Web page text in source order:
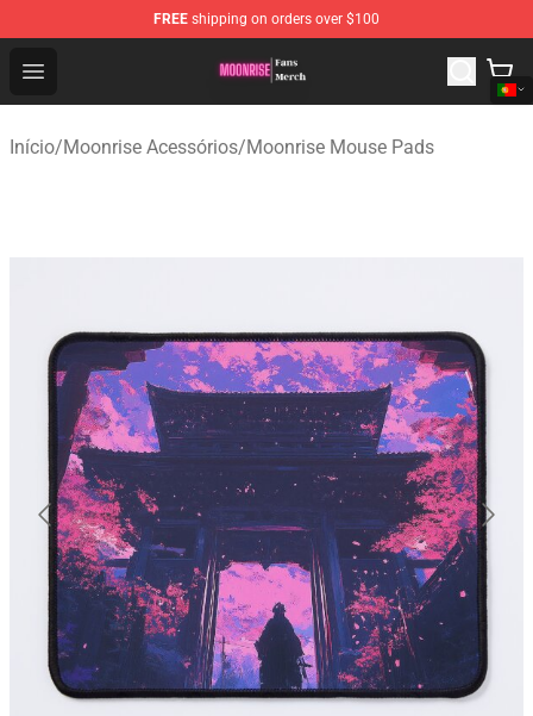
FREE shipping on orders over $100
Open menu
Moonrise Store - Official Moonrise Merchandise Shop
Início/Moonrise Acessórios/Moonrise Mouse Pads